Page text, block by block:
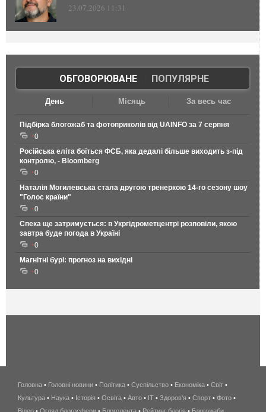
23.07.2026 11:31
ОБГОВОРЮВАНЕ| ПОПУЛЯРНЕ
День Місяць За весь час
Підбірка блогожаб та фотоприколів від UAINFO за 7 серпня
0
Російська еліта боїться ФСБ, яка дедалі більше виходить з-під
контролю, - Bloomberg
0
Наталія Могилевська стала другою тренеркою 14-го сезону шоу
"Голос країни"
0
Спека ще затримується: в Укргідрометцентрі розповіли, якою
завтра буде погода в Україні
0
Магнітні бурі: прогноз на вихідні
0
беспроводной
интернет
Головна • Головні новини • Політика • Суспільство • Економіка • Світ •
Культура • Наука • Історія • Освіта • Авто • IT • Здоров'я • Спорт • Фото •